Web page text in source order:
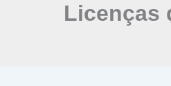
Licenças